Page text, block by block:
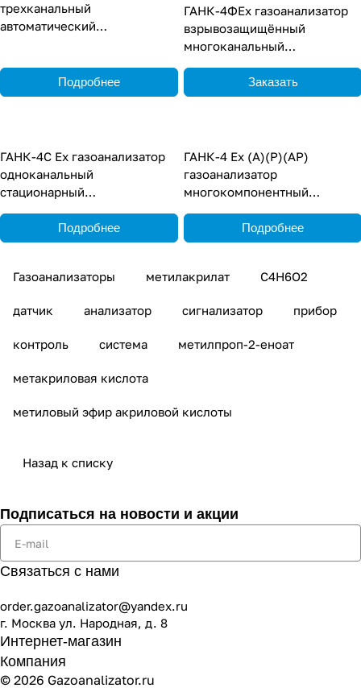
трехканальный
автоматический
Подробнее
ГАНК-4ФEx газоанализатор
взрывозащищённый
многоканальный
Заказать
ГАНК-4С Ех газоанализатор
одноканальный
стационарный
Подробнее
ГАНК-4 Ех (А)(Р)(АР)
газоанализатор
многокомпонентный
переноснойПодробнее
Газоанализаторы метилакрилат C4H6O2
датчик анализатор сигнализатор прибор
контроль система метилпроп-2-еноат
метакриловая кислота
метиловый эфир акриловой кислоты
Назад к списку
Подписаться на новости и акции
Связаться с нами
order.gazoanalizator@yandex.ru
г. Москва ул. Народная, д. 8
Интернет-магазин
Компания
© 2026 Gazoanalizator.ru